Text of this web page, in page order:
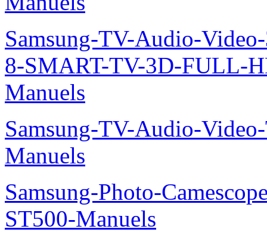
Samsung-TV-Audio-
8-SMART-TV-3D-FULL-
Manuels
Samsung-TV-Audio-
Manuels
Samsung-Photo-
ST500-Manuels